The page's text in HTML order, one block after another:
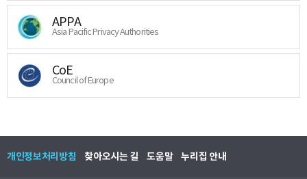
APPA
Asia Pacific Privacy Authorities
CoE
Council of Europe
개인정보처리방침 찾아오시는 길 도움말 누리집 안내